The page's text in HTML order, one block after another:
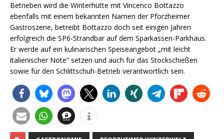
Betrieben wird die Winterhütte mit Vincenco Bottazzo
ebenfalls mit einem bekannten Namen der Pforzheimer
Gastroszene, betreibt Bottazzo doch seit einigen Jahren
erfolgreich die SP6-Strandbar auf dem Sparkassen-Parkhaus.
Er werde auf ein kulinarischen Speiseangebot „mit leicht
italienischer Note“ setzen und auch für das Stockschießen
sowie für den Schlittschuh-Betrieb verantwortlich sein.